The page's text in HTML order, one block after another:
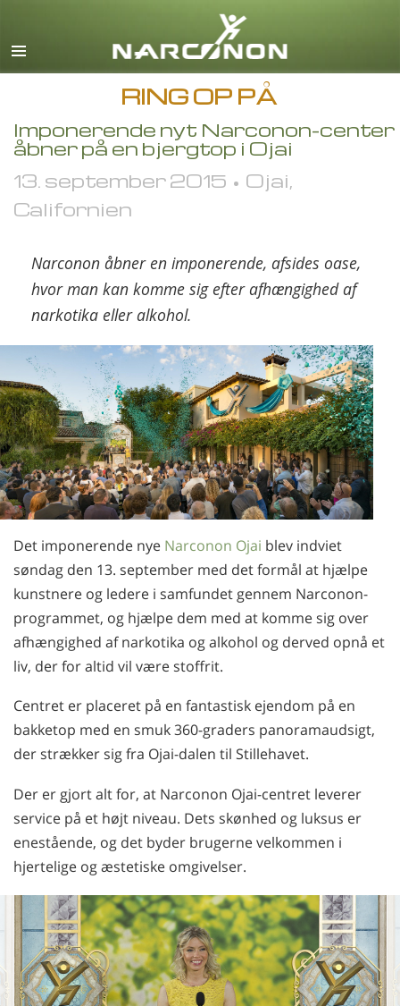
Italiano
Makedonsk
Nederlands
Norsk
Português
Russisk
Svensk
Kinesisk
Arabisk
Nepalesisk
Ukrainsk
Tyrkisk
Alle sprog
RING OP PÅ
Imponerende nyt Narconon-center
åbner på en bjergtop i Ojai
13. september 2015 • Ojai,
Californien
Narconon åbner en imponerende, afsides oase,
hvor man kan komme sig efter afhængighed af
narkotika eller alkohol.
Det imponerende nye Narconon Ojai blev indviet
søndag den 13. september med det formål at hjælpe
kunstnere og ledere i samfundet gennem Narconon-
programmet, og hjælpe dem med at komme sig over
afhængighed af narkotika og alkohol og derved opnå et
liv, der for altid vil være stoffrit.
Centret er placeret på en fantastisk ejendom på en
bakketop med en smuk 360-graders panoramaudsigt,
der strækker sig fra Ojai-dalen til Stillehavet.
Der er gjort alt for, at Narconon Ojai-centret leverer
service på et højt niveau. Dets skønhed og luksus er
enestående, og det byder brugerne velkommen i
hjertelige og æstetiske omgivelser.